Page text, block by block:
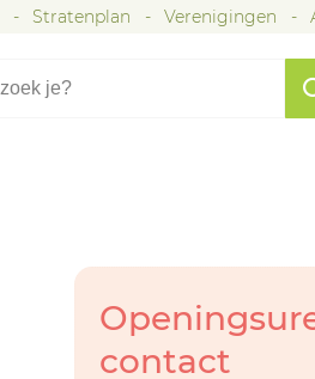
Stratenplan Verenigingen
contact